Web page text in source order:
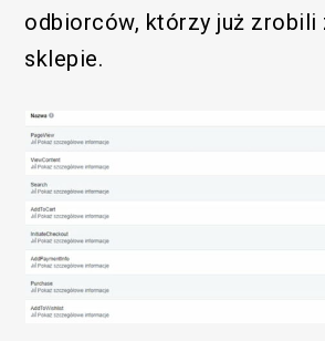
odbiorców, którzy już zrobili
sklepie.